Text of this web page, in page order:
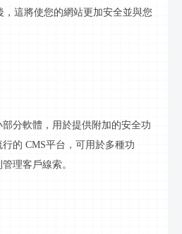
，這將使您的網站更加安全並與您
部分軟體，用於提供附加的安全功
行的 CMS平台，可用於多種功
理客戶線索。